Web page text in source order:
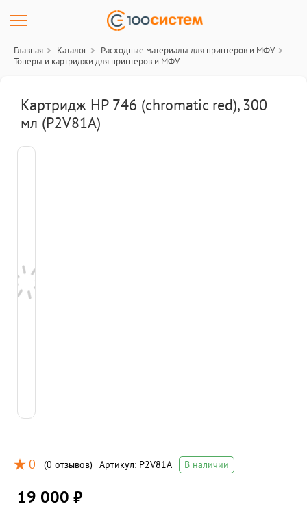
Главная Каталог
Расходные материалы для принтеров и МФУ
Тонеры и картриджи для принтеров и МФУ
Картридж HP 746 (chromatic red), 300
мл (P2V81A)
0 (0 отзывов) Артикул: P2V81A В наличии
19 000 ₽